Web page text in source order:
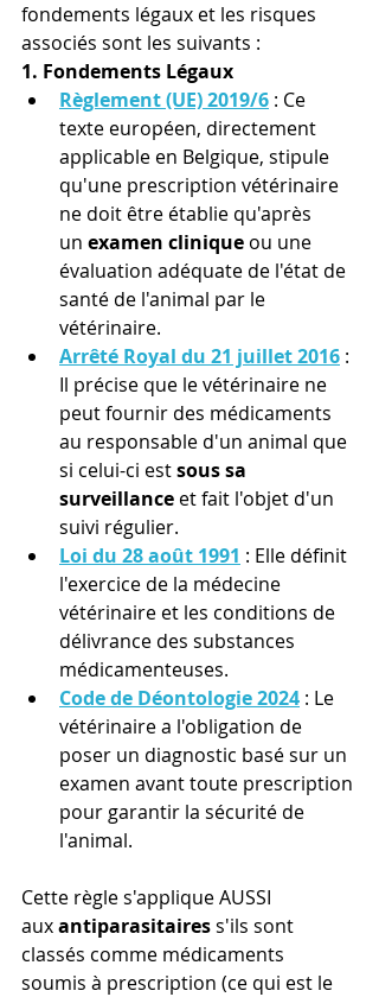
fondements légaux et les risques
associés sont les suivants :
1. Fondements Légaux
Règlement (UE) 2019/6 : Ce
texte européen, directement
applicable en Belgique, stipule
qu'une prescription vétérinaire
ne doit être établie qu'après
un examen clinique ou une
évaluation adéquate de l'état de
santé de l'animal par le
vétérinaire.
Arrêté Royal du 21 juillet 2016 :
Il précise que le vétérinaire ne
peut fournir des médicaments
au responsable d'un animal que
si celui-ci est sous sa
surveillance et fait l'objet d'un
suivi régulier.
Loi du 28 août 1991 : Elle définit
l'exercice de la médecine
vétérinaire et les conditions de
délivrance des substances
médicamenteuses.
Code de Déontologie 2024 : Le
vétérinaire a l'obligation de
poser un diagnostic basé sur un
examen avant toute prescription
pour garantir la sécurité de
l'animal.
Cette règle s'applique AUSSI
aux antiparasitaires s'ils sont
classés comme médicaments
soumis à prescription (ce qui est le